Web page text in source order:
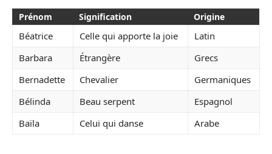
Prénom Signification Origine
Béatrice Celle qui apporte la joie
Latin
Barbara
Étrangère
Grecs
Bernadette
Chevalier
Germaniques
Bélinda
Beau serpent
Espagnol
Baïla
Celui qui danse Arabe